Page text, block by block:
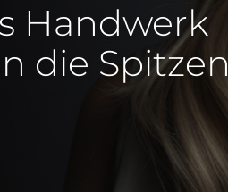
Handwerk
die Spitzen